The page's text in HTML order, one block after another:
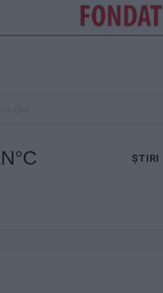
ȘTIRI